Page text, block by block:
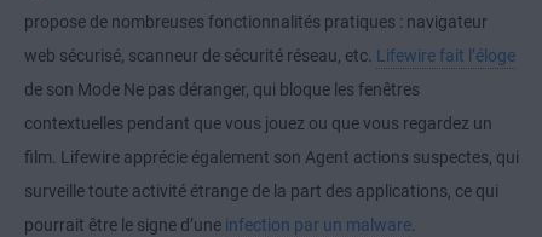
propose de nombreuses fonctionnalités pratiques : navigateur
web sécurisé, scanneur de sécurité réseau, etc. Lifewire fait l’éloge
de son Mode Ne pas déranger, qui bloque les fenêtres
contextuelles pendant que vous jouez ou que vous regardez un
film. Lifewire apprécie également son Agent actions suspectes, qui
surveille toute activité étrange de la part des applications, ce qui
pourrait être le signe d’une infection par un malware.